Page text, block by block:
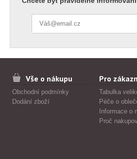
Vše o nákupu
Obchodní podmínky
Dodání zboží
Pro
Tabulka
Péče o
Informace o
Proč